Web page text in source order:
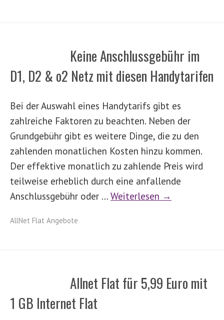
Keine Anschlussgebühr im
D1, D2 & o2 Netz mit diesen Handytarifen
Bei der Auswahl eines Handytarifs gibt es
zahlreiche Faktoren zu beachten. Neben der
Grundgebühr gibt es weitere Dinge, die zu den
zahlenden monatlichen Kosten hinzu kommen.
Der effektive monatlich zu zahlende Preis wird
teilweise erheblich durch eine anfallende
Anschlussgebühr oder … Weiterlesen →
AllNet Flat Angebote
Allnet Flat für 5,99 Euro mit
1 GB Internet Flat